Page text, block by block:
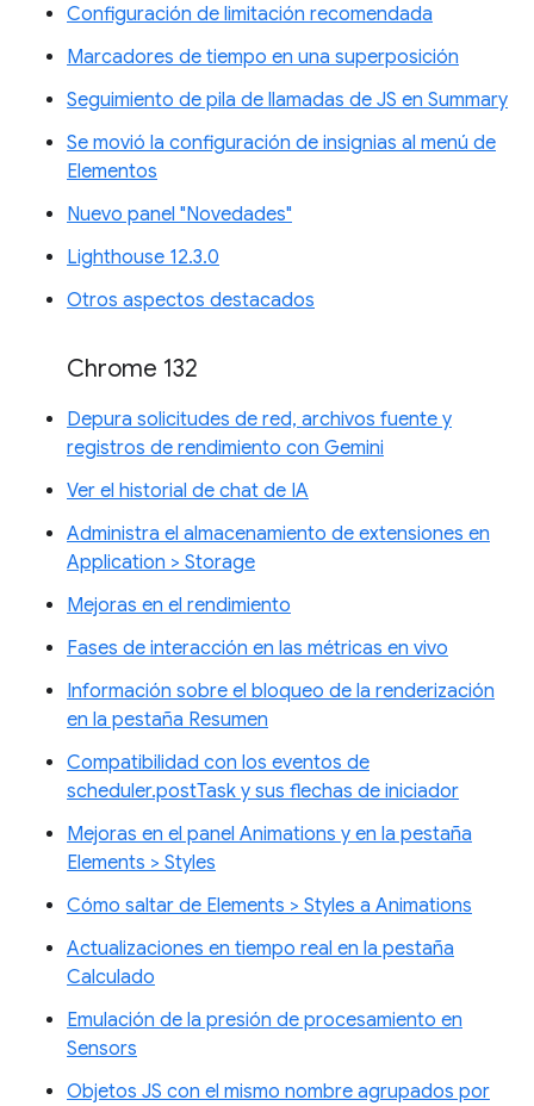
Configuración de limitación recomendada
Marcadores de tiempo en una superposición
Seguimiento de pila de llamadas de JS en Summary
Se movió la configuración de insignias al menú de
Elementos
Nuevo panel "Novedades"
Lighthouse 12.3.0
Otros aspectos destacados
Chrome 132
Depura solicitudes de red, archivos fuente y
registros de rendimiento con Gemini
Ver el historial de chat de IA
Administra el almacenamiento de extensiones en
Application > Storage
Mejoras en el rendimiento
Fases de interacción en las métricas en vivo
Información sobre el bloqueo de la renderización
en la pestaña Resumen
Compatibilidad con los eventos de
scheduler.postTask y sus flechas de iniciador
Mejoras en el panel Animations y en la pestaña
Elements > Styles
Cómo saltar de Elements > Styles a Animations
Actualizaciones en tiempo real en la pestaña
Calculado
Emulación de la presión de procesamiento en
Sensors
Objetos JS con el mismo nombre agrupados por